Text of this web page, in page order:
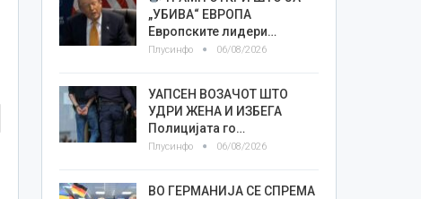
„УБИВА“ ЕВРОПА
Европските лидери…
Плусинфо 06/08/2026
УАПСЕН ВОЗАЧОТ ШТО
УДРИ ЖЕНА И ИЗБЕГА
Полицијата го…
Плусинфо 06/08/2026
ВО ГЕРМАНИЈА СЕ СПРЕМА